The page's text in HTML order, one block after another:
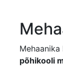
põhikooli